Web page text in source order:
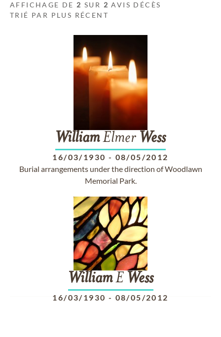
AFFICHAGE DE 2 SUR 2 AVIS DÉCÈS
TRIÉ PAR PLUS RÉCENT
WilliamElmer Wess
16/03/1930 - 08/05/2012
Burial arrangements under the direction of Woodlawn
Memorial Park.
WilliamE Wess
16/03/1930 - 08/05/2012